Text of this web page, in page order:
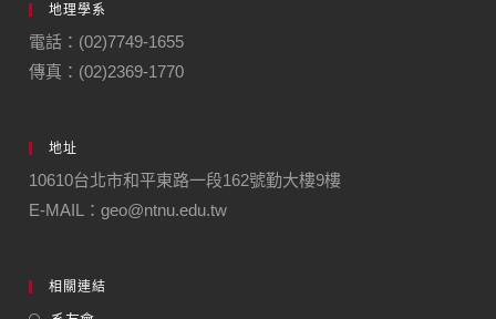
地理學系
電話：(02)7749-1655
傳真：(02)2369-1770
地址
10610台北市和平東路一段162號勤大樓9樓
E-MAIL：geo@ntnu.edu.tw
相關連結